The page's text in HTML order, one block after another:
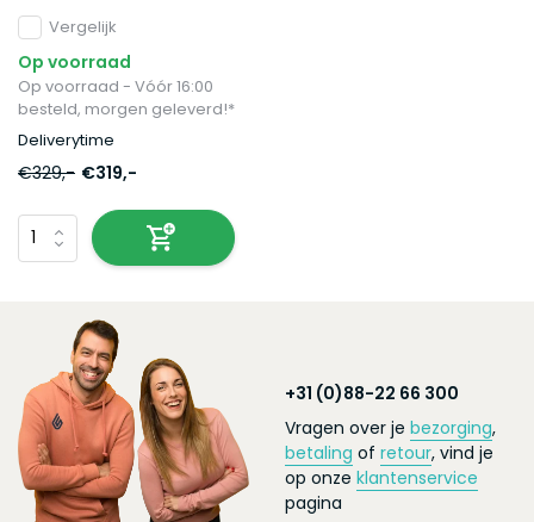
mango
Vergelijk
Op voorraad
Op voorraad - Vóór 16:00
besteld, morgen geleverd!*
Deliverytime
€329,- €319,-
+31 (0)88-22 66 300
Vragen over je bezorging,
betaling of retour, vind je
op onze klantenservice
pagina